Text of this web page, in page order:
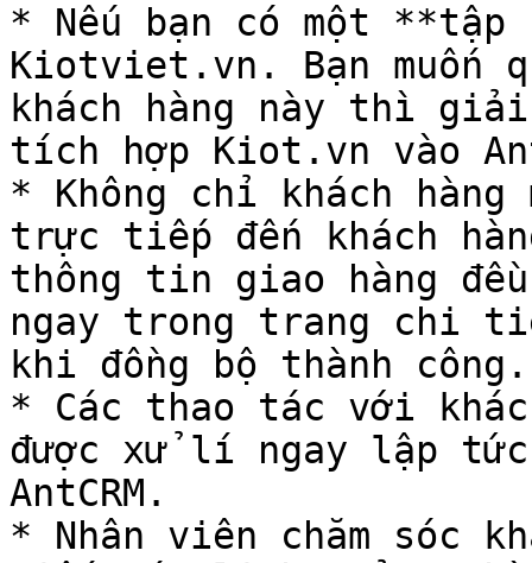
* Nếu bạn có một **tập
Kiotviet.vn. Bạn
khách hàng này thì
tích hợp Kiot.vn vào
* Không chỉ khách
trực tiếp đến khách
thông tin giao hàng
ngay trong trang chi
khi đồng bộ thành công.
* Các thao tác với
được xử lí ngay lập
AntCRM.
* Nhân viên chăm sóc